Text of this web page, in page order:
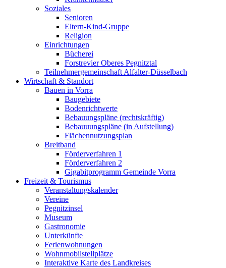
Soziales
Senioren
Eltern-Kind-Gruppe
Religion
Einrichtungen
Bücherei
Forstrevier Oberes Pegnitztal
Teilnehmergemeinschaft Alfalter-Düsselbach
Wirtschaft & Standort
Bauen in Vorra
Baugebiete
Bodenrichtwerte
Bebauungspläne (rechtskräftig)
Bebauuungspläne (in Aufstellung)
Flächennutzungsplan
Breitband
Förderverfahren 1
Förderverfahren 2
Gigabitprogramm Gemeinde Vorra
Freizeit & Tourismus
Veranstaltungskalender
Vereine
Pegnitzinsel
Museum
Gastronomie
Unterkünfte
Ferienwohnungen
Wohnmobilstellplätze
Interaktive Karte des Landkreises